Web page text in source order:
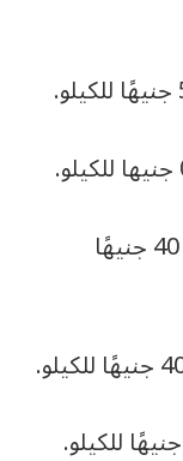
ووصل سعر عنب بناتي أصفر 25 : 40 جنيهًا